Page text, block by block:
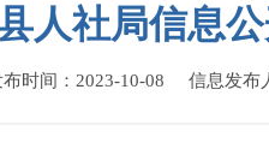
人社局信息
布时间：2023-10-08 信息发布